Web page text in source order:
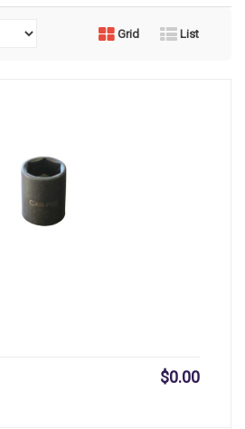
Grid List
$0.00